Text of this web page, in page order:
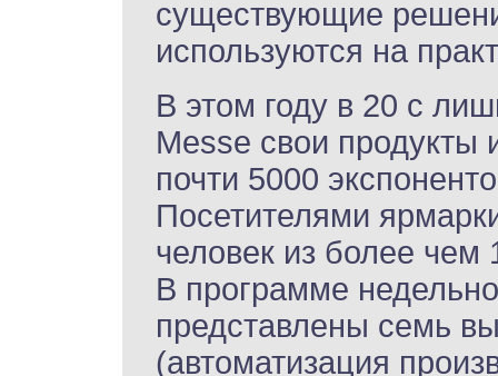
существующие
используются на
В этом году в 20 с
Messe свои продукты
почти 5000
Посетителями
человек из более чем
В программе
представлены семь
(автоматизация